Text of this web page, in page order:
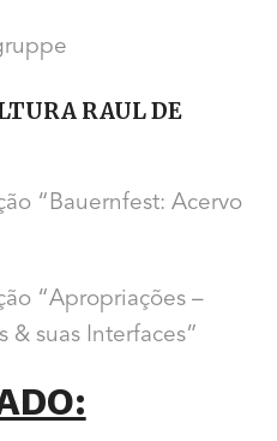
RAUL DE
“Bauernfest: Acervo
“Apropriações –
& suas Interfaces”